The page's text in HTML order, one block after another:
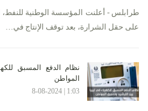
طرابلس - أعلنت المؤسسة الوطنية للنفط،
على حقل الشرارة، بعد توقف الإنتاج في…
نظام الدفع المسبق
المواطن
1:03 | 8-08-2024